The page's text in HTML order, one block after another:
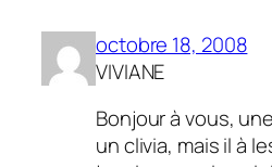
octobre 18, 2008
VIVIANE
Bonjour à vous,
un clivia, mais il à